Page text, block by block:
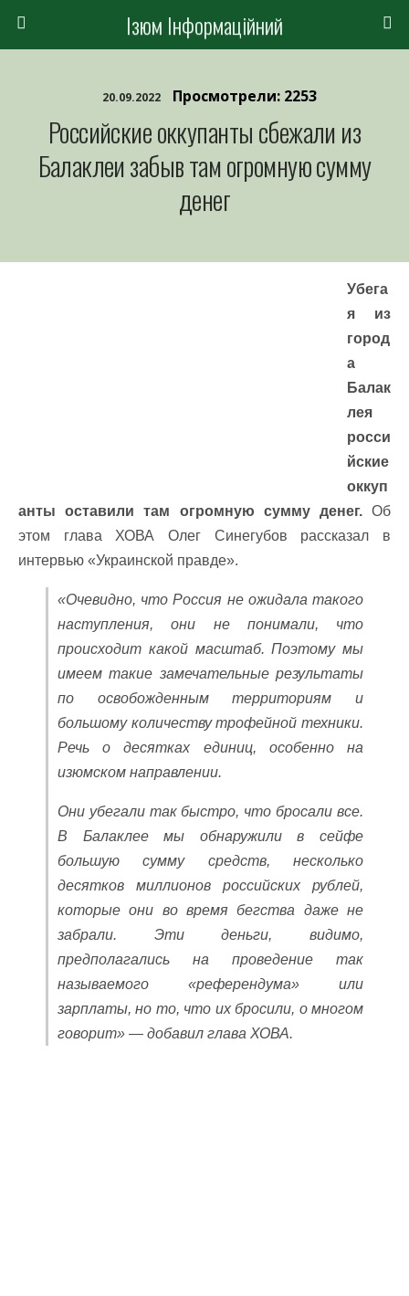
Ізюм Інформаційний
20.09.2022 Просмотрели: 2253
Российские оккупанты сбежали из
Балаклеи забыв там огромную сумму
денег
Убега
я из
город
а
Балак
лея
росси
йские
оккуп
анты оставили там огромную сумму денег.Об
этом глава ХОВА Олег Синегубов рассказал в
интервью «Украинской правде».
«Очевидно, что Россия не ожидала такого
наступления, они не понимали, что
происходит какой масштаб. Поэтому мы
имеем такие замечательные результаты
по освобожденным территориям и
большому количеству трофейной техники.
Речь о десятках единиц, особенно на
изюмском направлении.
Они убегали так быстро, что бросали все.
В Балаклее мы обнаружили в сейфе
большую сумму средств, несколько
десятков миллионов российских рублей,
которые они во время бегства даже не
забрали. Эти деньги, видимо,
предполагались на проведение так
называемого «референдума» или
зарплаты, но то, что их бросили, о многом
говорит» — добавил глава ХОВА.